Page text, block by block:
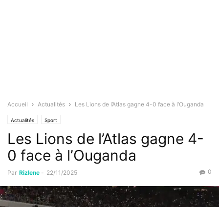
Accueil Actualités Les Lions de l’Atlas gagne 4-0 face à l’Ouganda
Actualités Sport
Les Lions de l’Atlas gagne 4-
0 face à l’Ouganda
Par Rizlene - 22/11/2025 0